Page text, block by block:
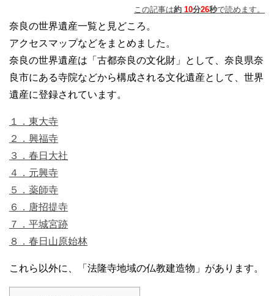
この記事は約 10分26秒で読めます。
奈良の世界遺産一覧と見どころ。
アクセスマップなどをまとめました。
奈良の世界遺産は「古都奈良の文化財」として、奈良県奈
良市にある寺院などから構成される文化遺産として、世界
遺産に登録されています。
１．東大寺
２．興福寺
３．春日大社
４．元興寺
５．薬師寺
６．唐招提寺
７．平城宮跡
８．春日山原始林
これら以外に、「法隆寺地域の仏教建造物」があります。